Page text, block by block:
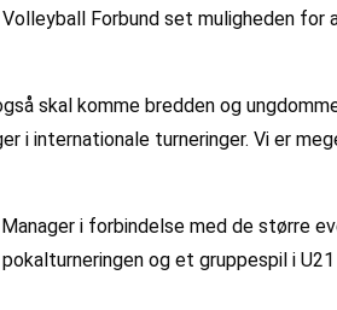
Forbund set muligheden for
skal komme bredden og
i internationale turneringer. Vi er
i forbindelse med de større
og et gruppespil i